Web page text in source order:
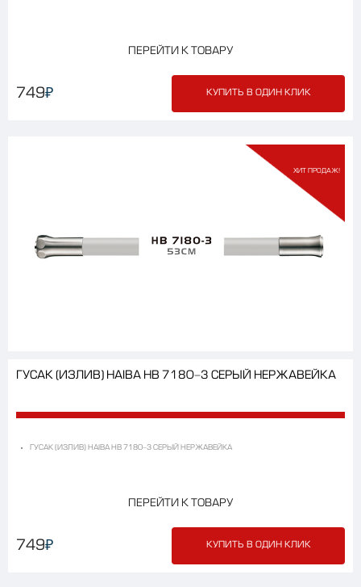
ПЕРЕЙТИ К ТОВАРУ
749₽ КУПИТЬ В ОДИН КЛИК
ХИТ ПРОДАЖ!
ГУСАК (ИЗЛИВ) HAIBA HB 7180-3 СЕРЫЙ НЕРЖАВЕЙКА
ГУСАК (ИЗЛИВ) HAIBA HB 7180-3 СЕРЫЙ НЕРЖАВЕЙКА
ПЕРЕЙТИ К ТОВАРУ
749₽ КУПИТЬ В ОДИН КЛИК